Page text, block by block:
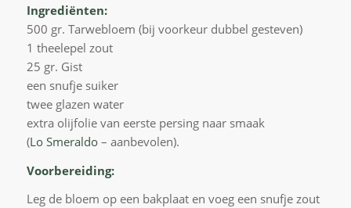
Ingrediënten:
500 gr. Tarwebloem (bij voorkeur dubbel gesteven)
1 theelepel zout
25 gr. Gist
een snufje suiker
twee glazen water
extra olijfolie van eerste persing naar smaak
(Lo Smeraldo– aanbevolen).
Voorbereiding:
Leg de bloem op een bakplaat en voeg een snufje zout